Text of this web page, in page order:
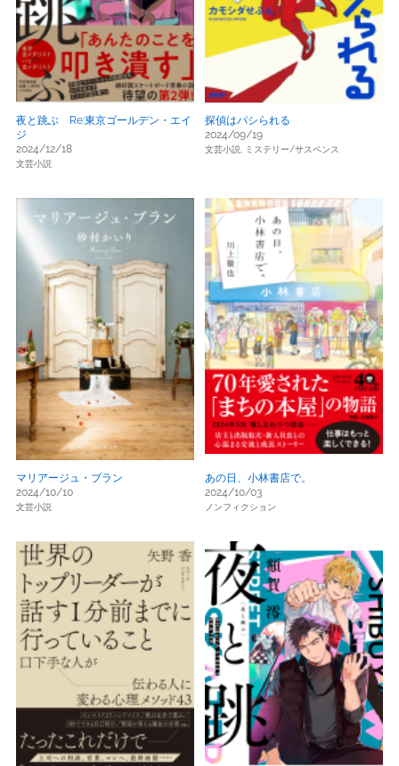
夜と跳ぶ Re:東京ゴールデン・エイ
ジ
2024/12/18
文芸小説
探偵はパシられる
2024/09/19
文芸小説, ミステリー/サスペンス
マリアージュ・ブラン
2024/10/10
文芸小説
あの日、小林書店で。
2024/10/03
ノンフィクション